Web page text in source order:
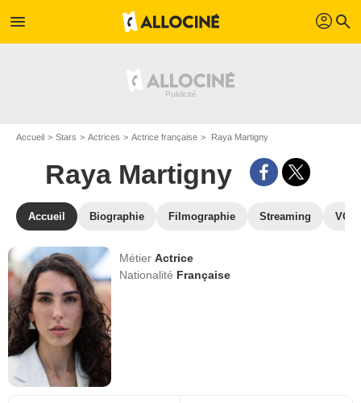
menu profil search
Accueil Stars Actrices Actrice française Raya Martigny
Raya Martigny
Accueil Biographie Filmographie Streaming
MétierActrice
Nationalité Française